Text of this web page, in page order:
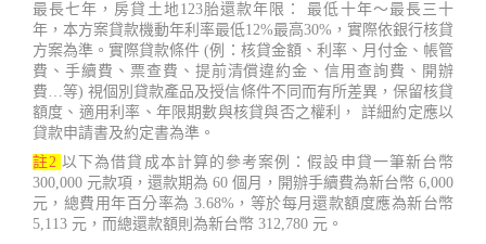
最長七年，房貸土地123胎還款年限： 最低十年～最長三十
年，本方案貸款機動年利率最低12%最高30%，實際依銀行核貸
方案為準。實際貸款條件 (例：核貸金額、利率、月付金、帳管
費、手續費、票查費、提前清償違約金、信用查詢費、開辦
費…等) 視個別貸款產品及授信條件不同而有所差異，保留核貸
額度、適用利率、年限期數與核貸與否之權利， 詳細約定應以
貸款申請書及約定書為準。
註2 以下為借貸成本計算的參考案例：假設申貸一筆新台幣
300,000 元款項，還款期為 60 個月，開辦手續費為新台幣 6,000
元，總費用年百分率為 3.68%，等於每月還款額度應為新台幣
5,113 元，而總還款額則為新台幣 312,780 元。